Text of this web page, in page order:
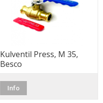
Kulventil Press, M 35,
Besco
Info